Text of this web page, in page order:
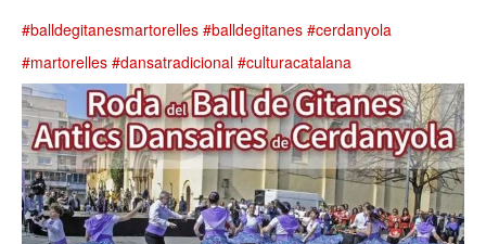
#balldegitanesmartorelles #balldegitanes #cerdanyola
#martorelles #dansatradicional #culturacatalana